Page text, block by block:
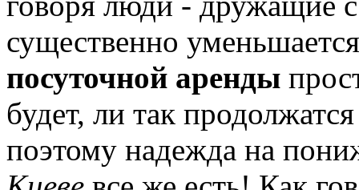
существенно
посуточной аренды
будет, ли так
поэтому надежда на